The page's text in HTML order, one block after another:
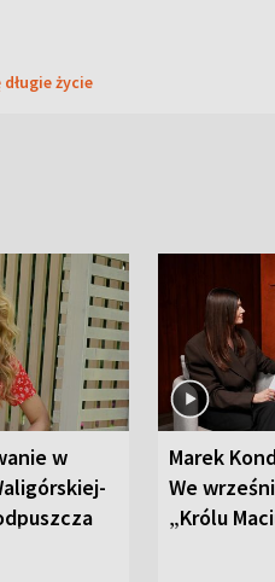
długie życie
w
Marek
We
„Królu